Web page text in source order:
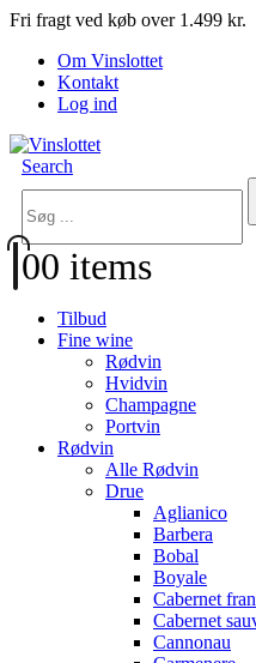
Fri fragt ved køb over 1.499 kr.
Om Vinslottet
Kontakt
Log ind
Search
00 items
Tilbud
Fine wine
Rødvin
Hvidvin
Champagne
Portvin
Rødvin
Alle Rødvin
Drue
Aglianico
Barbera
Bobal
Boyale
Cabernet
Cabernet
Cannonau